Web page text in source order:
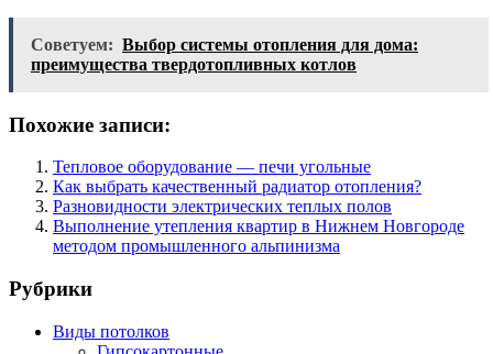
Советуем: Выбор системы отопления для дома:
преимущества твердотопливных котлов
Похожие записи:
Тепловое оборудование — печи угольные
Как выбрать качественный радиатор отопления?
Разновидности электрических теплых полов
Выполнение утепления квартир в Нижнем Новгороде
методом промышленного альпинизма
Рубрики
Виды потолков